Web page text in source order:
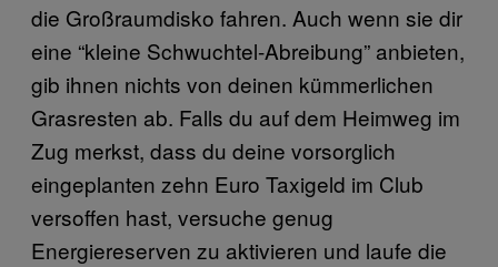
die Großraumdisko fahren. Auch wenn sie dir
eine “kleine Schwuchtel-Abreibung” anbieten,
gib ihnen nichts von deinen kümmerlichen
Grasresten ab. Falls du auf dem Heimweg im
Zug merkst, dass du deine vorsorglich
eingeplanten zehn Euro Taxigeld im Club
versoffen hast, versuche genug
Energiereserven zu aktivieren und laufe die